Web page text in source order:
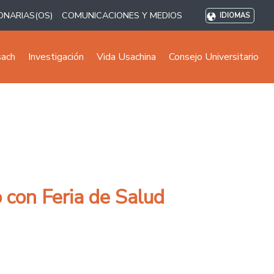
COMUNICACIONES Y MEDIOS IDIOMAS
Investigación Vida Usachina Consejo Universitario
Feria de Salud